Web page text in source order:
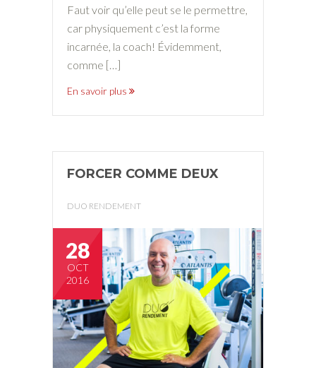
Faut voir qu’elle peut se le permettre,
car physiquement c’est la forme
incarnée, la coach! Évidemment,
comme […]
En savoir plus
FORCER COMME DEUX
DUO RENDEMENT
28
OCT
2016